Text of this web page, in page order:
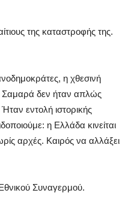
της καταστροφής της.
η χθεσινή
δεν ήταν απλώς
εντολή ιστορικής
η Ελλάδα κινείται
αρχές. Καιρός να αλλάξει
Συναγερμού.